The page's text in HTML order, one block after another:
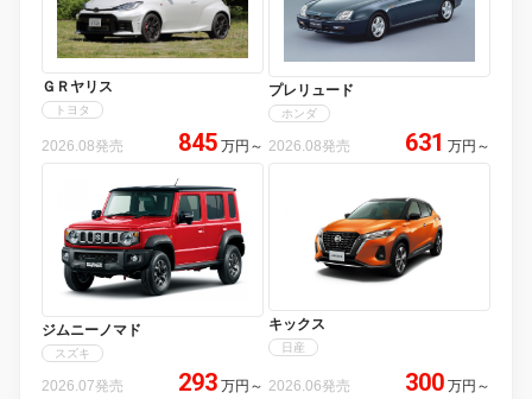
ＧＲヤリス
トヨタ
2026.08発売 845 万円 ～
プレリュード
ホンダ
2026.08発売 631 万円 ～
ジムニーノマド
スズキ
2026.07発売 293 万円 ～
キックス
日産
2026.06発売 300 万円 ～